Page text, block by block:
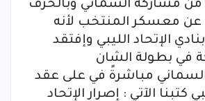
من مشاركة السماني وبالحرف
عن معسكر المنتخب لأنه
الإتحاد الليبي وإفتقد
في بطولة الشان
مباشرةً في على عقد
كتبنا الآتي : إصرار الإتحاد